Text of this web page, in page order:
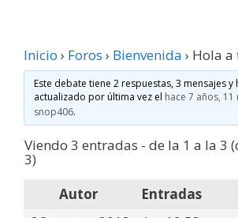
Inicio › Foros › Bienvenida › Hola a
Este debate tiene 2 respuestas, 3 mensajes y
actualizado por última vez el hace 7 años, 11
snop406.
Viendo 3 entradas - de la 1 a la 3
3)
Autor
Entradas